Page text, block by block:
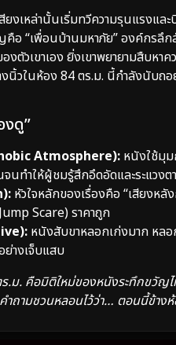
เหล่านั้นเริ่มทวีความรุนแรงแล
อ “เพื่อนบ้านมหาภัย” องค์กรลึ
วเขาเอง ยิ่งเขาพยายามสืบหา
วในห้อง 84 ตร.ม. นี้กำลังนับถ
ดู”
Atmosphere): หนังใช้มุม
นทำให้ผู้ชมรู้สึกอึดอัดและระแวง
หัวใจหลักของเรื่องคือ “เสียงห
Scare) ราคาถูก
หนังสับขาหลอกเก่งมาก หล
างเจ็บแสบ
.ม. คือมิติใหม่ของหนังระทึกข
ถามชวนหลอนไว้ว่า… ตอนนี้ข้าง